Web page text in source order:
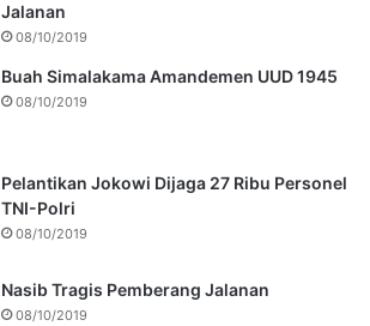
Jalanan
08/10/2019
Buah Simalakama Amandemen UUD 1945
08/10/2019
Pelantikan Jokowi Dijaga 27 Ribu Personel
TNI-Polri
08/10/2019
Nasib Tragis Pemberang Jalanan
08/10/2019